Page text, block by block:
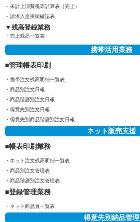
未計上消費税等計算表（売上）
請求入金実績確認表
残高登録業務
売上残高一覧表
携帯活用業務
管理帳表印刷
携帯注文残高明細一覧表
商品別注文日報
商品階層別注文日報
得意先別注文日報
得意先別商品階層別注文日報
ネット販売支援
帳表印刷業務
ネット注文残高明細一覧表
商品別注文管理表
商品階層別注文管理表
登録管理業務
ネット商品頁一覧表
得意先別納品管理